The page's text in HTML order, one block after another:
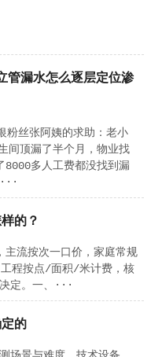
管漏水怎么逐层定位渗
粉丝张阿姨的求助：老小
间顶漏了半个月，物业找
8000多人工费都没找到漏
的？
流按次一口价，家庭常规
程按点/面积/米计费，核
定。一、···
的